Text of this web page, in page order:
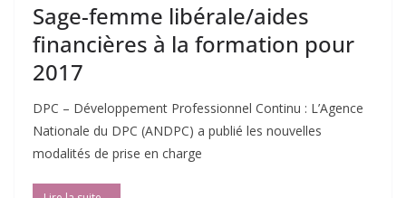
Sage-femme libérale/aides
financières à la formation pour
2017
DPC – Développement Professionnel Continu : L’Agence
Nationale du DPC (ANDPC) a publié les nouvelles
modalités de prise en charge